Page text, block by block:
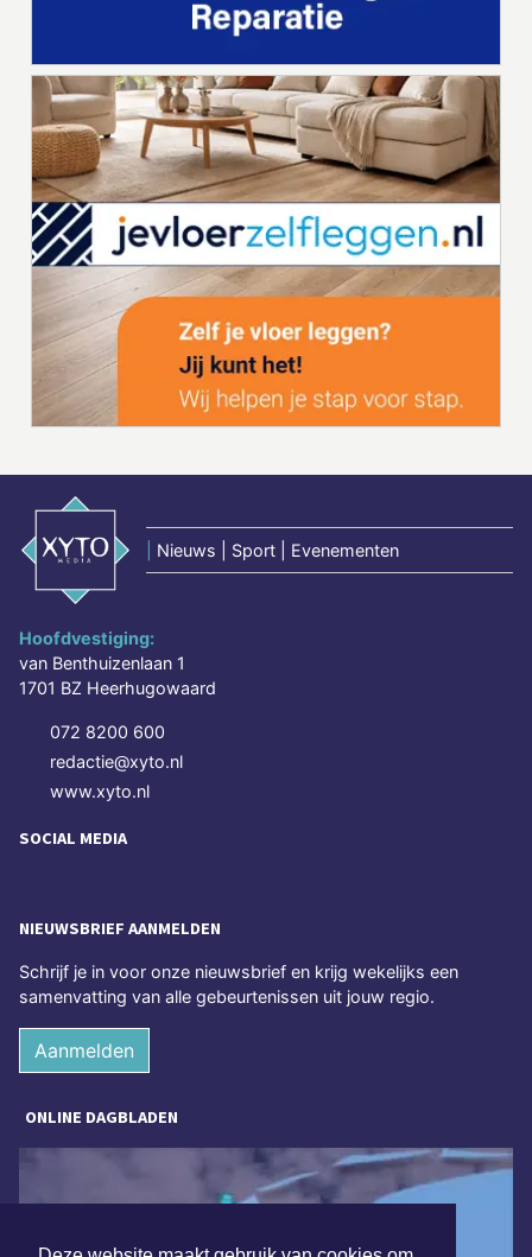
Nieuws | Sport | Evenementen
Hoofdvestiging:
van Benthuizenlaan 1
1701 BZ Heerhugowaard
072 8200 600
redactie@xyto.nl
www.xyto.nl
SOCIAL MEDIA
NIEUWSBRIEF AANMELDEN
Schrijf je in voor onze nieuwsbrief en krijg wekelijks een
samenvatting van alle gebeurtenissen uit jouw regio.
Aanmelden
ONLINE DAGBLADEN